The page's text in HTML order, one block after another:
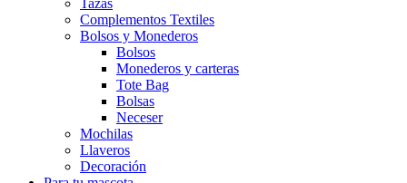
Tazas
Complementos Textiles
Bolsos y Monederos
Bolsos
Monederos y carteras
Tote Bag
Bolsas
Neceser
Mochilas
Llaveros
Decoración